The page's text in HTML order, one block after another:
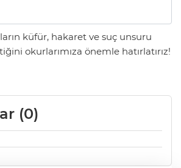
küfür, hakaret ve suç unsuru
okurlarımıza önemle hatırlatırız!
(0)